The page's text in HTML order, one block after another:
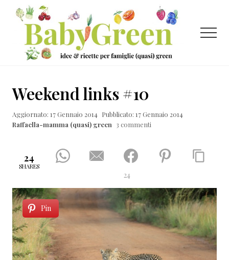
Menu
Passa
contenuto
principale
Passa
laterale
primaria
Passa
ricette
per
green
Menu
Weekend links #10
Aggiornato: 17 Gennaio 2014 Pubblicato: 17 Gennaio 2014
Raffaella-mamma (quasi) green 3 commenti
24
SHARES
24
Pin